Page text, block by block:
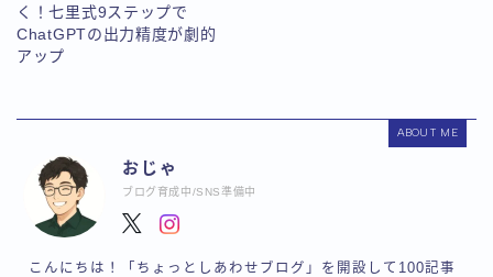
く！七里式9ステップで
ChatGPTの出力精度が劇的
アップ
ABOUT ME
おじゃ
ブログ育成中/SNS準備中
こんにちは！「ちょっとしあわせブログ」を開設して100記事